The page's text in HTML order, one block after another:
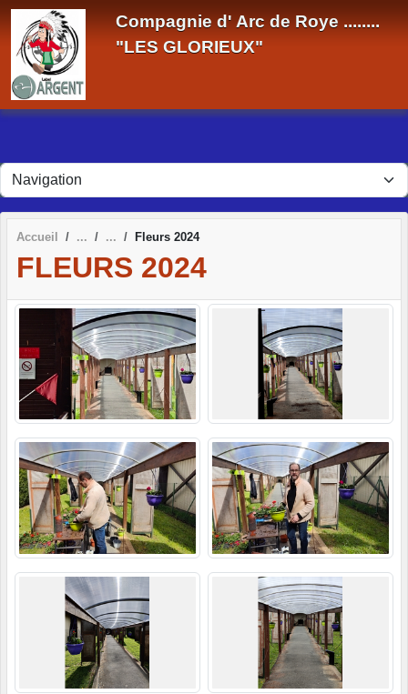
Compagnie d' Arc de Roye ........
"LES GLORIEUX"
Accueil Fleurs 2024
FLEURS 2024
Panneau de gestion des cookies